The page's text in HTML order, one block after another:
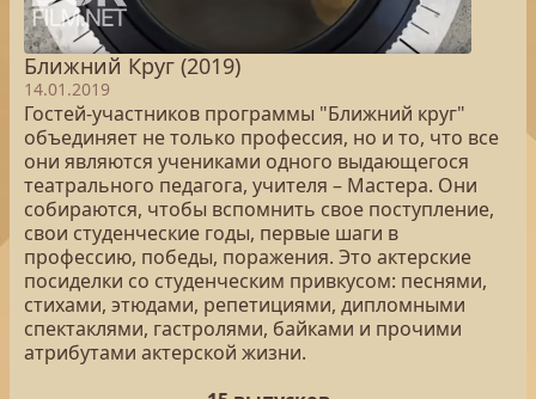
Ближний Круг (2019)
14.01.2019
Гостей-участников программы "Ближний круг"
объединяет не только профессия, но и то, что все
они являются учениками одного выдающегося
театрального педагога, учителя – Мастера. Они
собираются, чтобы вспомнить свое поступление,
свои студенческие годы, первые шаги в
профессию, победы, поражения. Это актерские
посиделки со студенческим привкусом: песнями,
стихами, этюдами, репетициями, дипломными
спектаклями, гастролями, байками и прочими
атрибутами актерской жизни.